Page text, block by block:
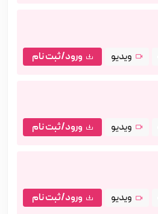
ویدیو ورود/ثبت نام
ویدیو ورود/ثبت نام
ویدیو ورود/ثبت نام